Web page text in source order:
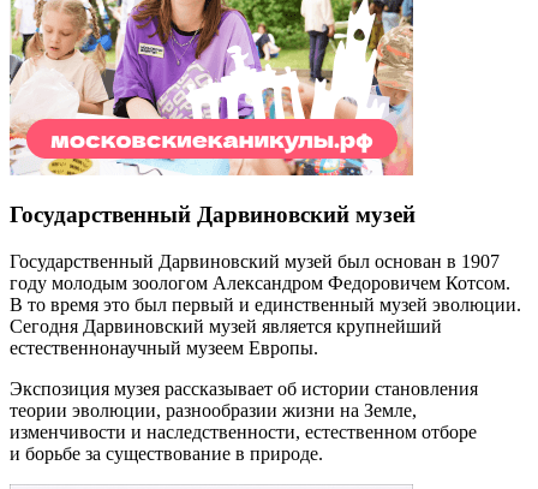
Государственный Дарвиновский музей
Государственный Дарвиновский музей был основан в 1907
году молодым зоологом Александром Федоровичем Котсом.
В то время это был первый и единственный музей эволюции.
Сегодня Дарвиновский музей является крупнейший
естественнонаучный музеем Европы.
Экспозиция музея рассказывает об истории становления
теории эволюции, разнообразии жизни на Земле,
изменчивости и наследственности, естественном отборе
и борьбе за существование в природе.